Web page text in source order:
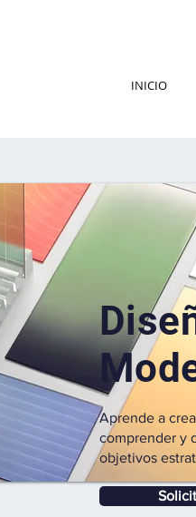
INICIO
Aprende a
comprender y
objetivos